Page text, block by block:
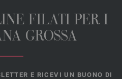
FILATI PER I
GROSSA
E RICEVI UN BUONO DI